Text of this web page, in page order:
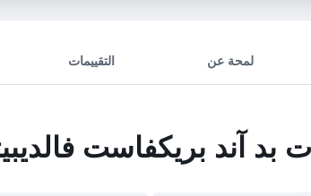
لمحة عن التقييمات
آند بريكفاست